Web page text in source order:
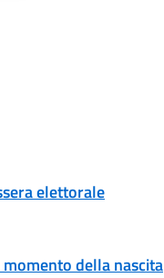
elettorale
della nascita